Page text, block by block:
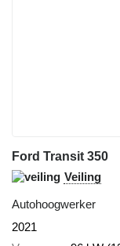
Ford Transit 350
Veiling
Autohoogwerker
2021